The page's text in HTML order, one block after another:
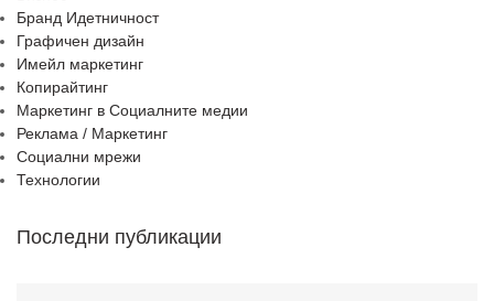
Бранд Идетничност
Графичен дизайн
Имейл маркетинг
Копирайтинг
Маркетинг в Социалните медии
Реклама / Маркетинг
Социални мрежи
Технологии
Последни публикации